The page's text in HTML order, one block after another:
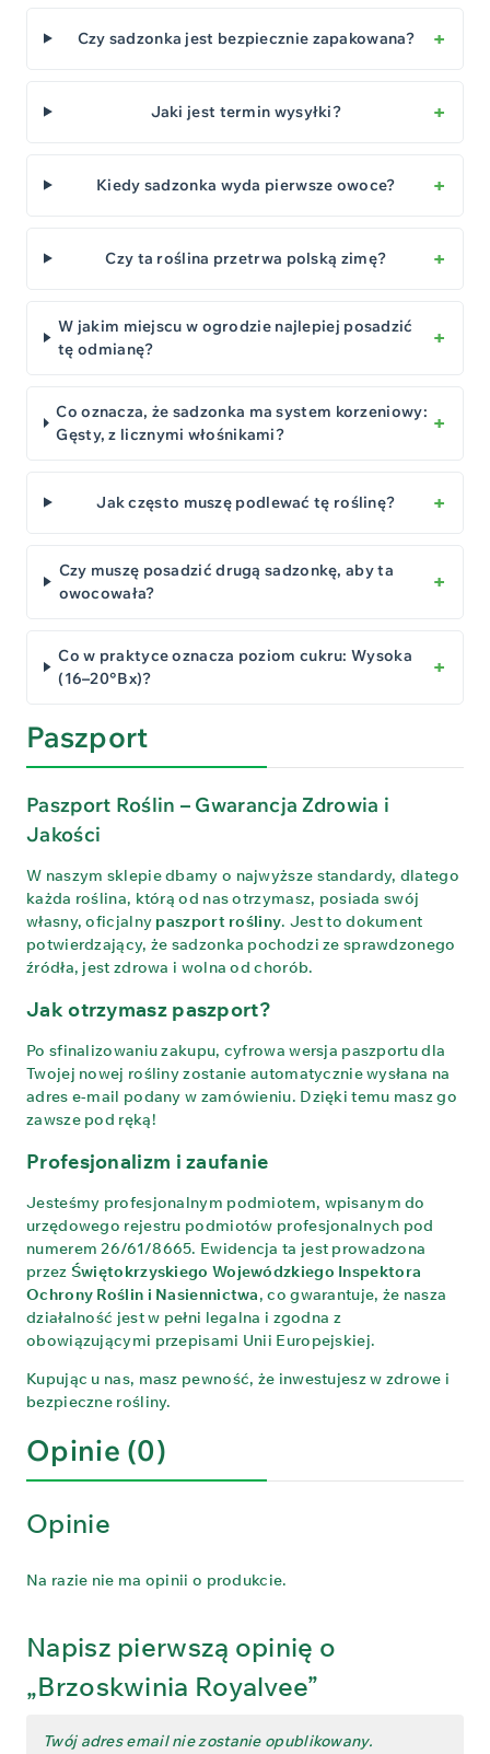
Czy sadzonka jest bezpiecznie zapakowana?
Jaki jest termin wysyłki?
Kiedy sadzonka wyda pierwsze owoce?
Czy ta roślina przetrwa polską zimę?
W jakim miejscu w ogrodzie najlepiej posadzić
tę odmianę?
Co oznacza, że sadzonka ma system korzeniowy:
Gęsty, z licznymi włośnikami?
Jak często muszę podlewać tę roślinę?
Czy muszę posadzić drugą sadzonkę, aby ta
owocowała?
Co w praktyce oznacza poziom cukru: Wysoka
(16–20°Bx)?
Paszport
Paszport Roślin – Gwarancja Zdrowia i
Jakości
W naszym sklepie dbamy o najwyższe standardy, dlatego
każda roślina, którą od nas otrzymasz, posiada swój
własny, oficjalny paszport rośliny. Jest to dokument
potwierdzający, że sadzonka pochodzi ze sprawdzonego
źródła, jest zdrowa i wolna od chorób.
Jak otrzymasz paszport?
Po sfinalizowaniu zakupu, cyfrowa wersja paszportu dla
Twojej nowej rośliny zostanie automatycznie wysłana na
adres e-mail podany w zamówieniu. Dzięki temu masz go
zawsze pod ręką!
Profesjonalizm i zaufanie
Jesteśmy profesjonalnym podmiotem, wpisanym do
urzędowego rejestru podmiotów profesjonalnych pod
numerem 26/61/8665. Ewidencja ta jest prowadzona
przez Świętokrzyskiego Wojewódzkiego Inspektora
Ochrony Roślin i Nasiennictwa, co gwarantuje, że nasza
działalność jest w pełni legalna i zgodna z
obowiązującymi przepisami Unii Europejskiej.
Kupując u nas, masz pewność, że inwestujesz w zdrowe i
bezpieczne rośliny.
Opinie (0)
Opinie
Na razie nie ma opinii o produkcie.
Napisz pierwszą opinię o
„Brzoskwinia Royalvee”
Twój adres email nie zostanie opublikowany.